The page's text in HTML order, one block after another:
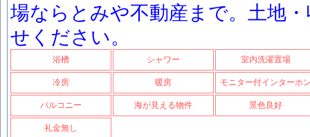
場ならとみや不動産まで。土地
せください。
浴槽 シャワー 室内洗濯置場
冷房 暖房 モニター付インターホ
バルコニー 海が見える物件 景色良好
礼金無し